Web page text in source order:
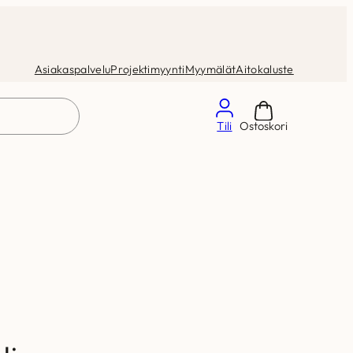
AsiakaspalveluProjektimyyntiMyymälätAitokaluste